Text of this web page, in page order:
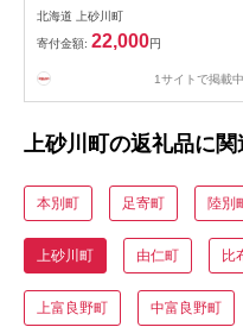
人の贅沢ウォッシュチーズ食
べ比べ3種|きまぐれ牧場
【配送不可地域：離島】
【1568322】
北海道 上砂川町
寄付金額: 22,000円
1サイトで掲載中
上砂川町の返礼品に
本別町 足寄町 陸別
上砂川町 由仁町 比
上富良野町 中富良野町